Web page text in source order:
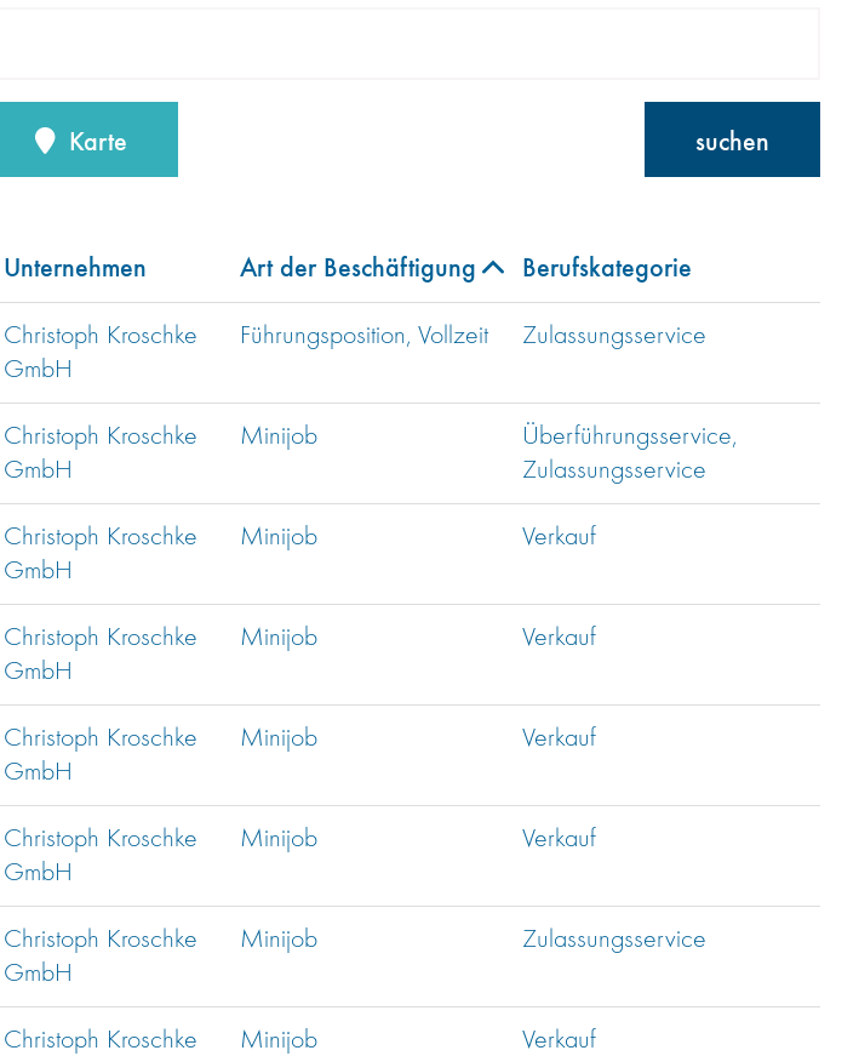
Karte suchen
Unternehmen Art der Beschäftigung Berufskategorie
Christoph Kroschke
GmbH
Führungsposition, Vollzeit Zulassungsservice
Christoph Kroschke
GmbH
Minijob
Überführungsservice,
Zulassungsservice
Christoph Kroschke
GmbH
Minijob Verkauf
Christoph Kroschke
GmbH
Minijob Verkauf
Christoph Kroschke
GmbH
Minijob Verkauf
Christoph Kroschke
GmbH
Minijob Verkauf
Christoph Kroschke
GmbH
Minijob Zulassungsservice
Christoph Kroschke
Minijob Verkauf